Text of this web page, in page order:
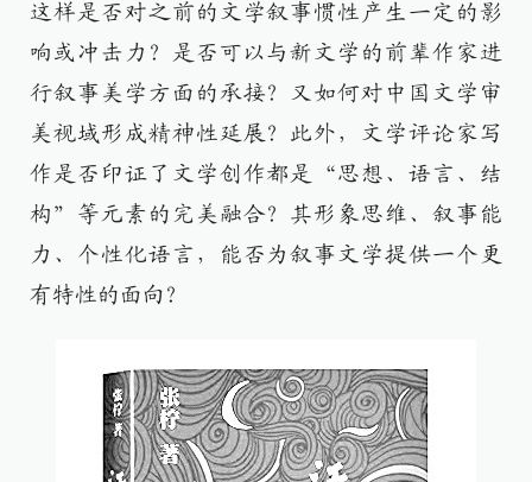
这样是否对之前的文学叙事惯性产生一定的影
响或冲击力？是否可以与新文学的前辈作家进
行叙事美学方面的承接？又如何对中国文学审
美视域形成精神性延展？此外，文学评论家写
作是否印证了文学创作都是“思想、语言、结
构”等元素的完美融合？其形象思维、叙事能
力、个性化语言，能否为叙事文学提供一个更
有特性的面向？